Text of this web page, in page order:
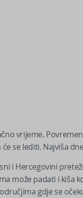
vrijeme.
se lediti. Najviša
i Hercegovini
može padati i kiša
gdje se